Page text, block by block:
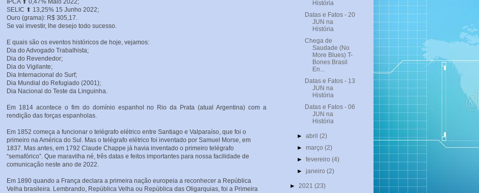
IPCA ⬆ 0,47% Maio 2022;
SELIC ⬆ 13,25% 15 Junho 2022;
Ouro (grama): R$ 305,17.
Se vai investir, lhe desejo todo sucesso.
E quais são os eventos históricos de hoje, vejamos:
Dia do Advogado Trabalhista;
Dia do Revendedor;
Dia do Vigilante;
Dia Internacional do Surf;
Dia Mundial do Refugiado (2001);
Dia Nacional do Teste da Linguinha.
Em 1814 acontece o fim do domínio espanhol no Rio da Prata (atual Argentina) com a
rendição das forças espanholas.
Em 1852 começa a funcionar o telégrafo elétrico entre Santiago e Valparaíso, que foi o
primeiro na América do Sul. Mas o telégrafo elétrico foi inventado por Samuel Morse, em
1837. Mas antes, em 1792 Claude Chappe já havia inventado o primeiro telégrafo
“semafórico”. Que maravilha né, três datas e feitos importantes para nossa facilidade de
comunicação neste ano de 2022.
Em 1890 quando a França declara a primeira nação europeia a reconhecer a República
Velha brasileira. Lembrando, República Velha ou República das Oligarquias, foi a Primeira
História
Datas e Fatos - 20
JUN na
História
Chega de
Saudade (No
More Blues) T-
Bones Brasil
En...
Datas e Fatos - 13
JUN na
História
Datas e Fatos - 06
JUN na
História
►abril(2)
►março(2)
►fevereiro(4)
►janeiro(2)
► 2021 (23)